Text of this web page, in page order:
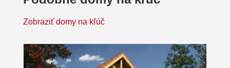
Zobraziť domy na kľúč